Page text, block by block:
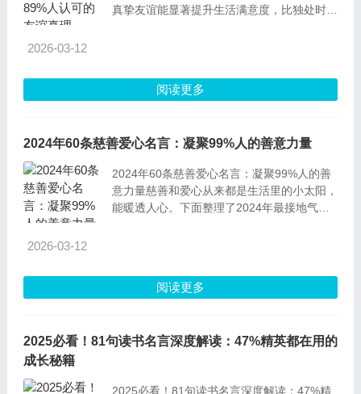
真挚友谊能显著提升生活满意度，比独处时的
1.Truefriendshipoughttobetimeless.中文释义
2026-03-12
阅读更多
2024年60条慈善爱心名言：凝聚99%人的善意力量
2024年60条慈善爱心名言：凝聚99%人的善
意力量慈善和爱心从来都是生活里的小太阳，
能暖透人心。下面整理了2024年最接地气的
量～
2026-03-12
阅读更多
2025必看！81句读书名言深度解读：47%精英都在用的
成长秘籍
2025必看！81句读书名言深度解读：47%精